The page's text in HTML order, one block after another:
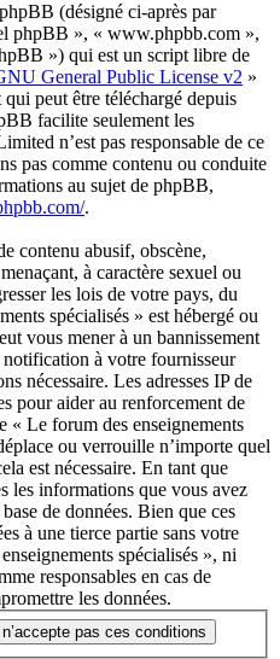
(désigné ci-après par
phpBB », « www.phpbb.com »,
») qui est un script libre de
General Public License v2 »
peut être téléchargé depuis
facilite seulement les
n’est pas responsable de ce
pas comme contenu ou conduite
au sujet de phpBB,
.
contenu abusif, obscène,
à caractère sexuel ou
les lois de votre pays, du
spécialisés » est hébergé ou
vous mener à un bannissement
à votre fournisseur
nécessaire. Les adresses IP de
pour aider au renforcement de
« Le forum des enseignements
ou verrouille n’importe quel
est nécessaire. En tant que
les informations que vous avez
de données. Bien que ces
à une tierce partie sans votre
spécialisés », ni
responsables en cas de
les données.